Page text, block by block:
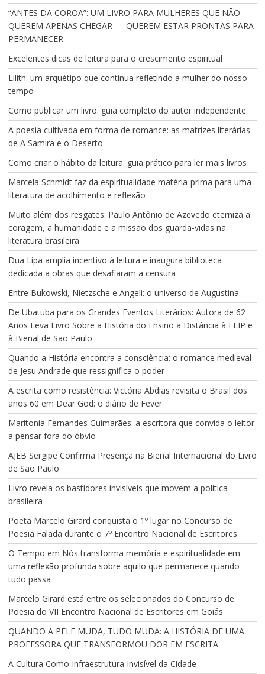
“ANTES DA COROA”: UM LIVRO PARA MULHERES QUE NÃO
QUEREM APENAS CHEGAR — QUEREM ESTAR PRONTAS PARA
PERMANECER
Excelentes dicas de leitura para o crescimento espiritual
Lilith: um arquétipo que continua refletindo a mulher do nosso
tempo
Como publicar um livro: guia completo do autor independente
A poesia cultivada em forma de romance: as matrizes literárias
de A Samira e o Deserto
Como criar o hábito da leitura: guia prático para ler mais livros
Marcela Schmidt faz da espiritualidade matéria-prima para uma
literatura de acolhimento e reflexão
Muito além dos resgates: Paulo Antônio de Azevedo eterniza a
coragem, a humanidade e a missão dos guarda-vidas na
literatura brasileira
Dua Lipa amplia incentivo à leitura e inaugura biblioteca
dedicada a obras que desafiaram a censura
Entre Bukowski, Nietzsche e Angeli: o universo de Augustina
De Ubatuba para os Grandes Eventos Literários: Autora de 62
Anos Leva Livro Sobre a História do Ensino a Distância à FLIP e
à Bienal de São Paulo
Quando a História encontra a consciência: o romance medieval
de Jesu Andrade que ressignifica o poder
A escrita como resistência: Victória Abdias revisita o Brasil dos
anos 60 em Dear God: o diário de Fever
Maritonia Fernandes Guimarães: a escritora que convida o leitor
a pensar fora do óbvio
AJEB Sergipe Confirma Presença na Bienal Internacional do Livro
de São Paulo
Livro revela os bastidores invisíveis que movem a política
brasileira
Poeta Marcelo Girard conquista o 1º lugar no Concurso de
Poesia Falada durante o 7º Encontro Nacional de Escritores
O Tempo em Nós transforma memória e espiritualidade em
uma reflexão profunda sobre aquilo que permanece quando
tudo passa
Marcelo Girard está entre os selecionados do Concurso de
Poesia do VII Encontro Nacional de Escritores em Goiás
QUANDO A PELE MUDA, TUDO MUDA: A HISTÓRIA DE UMA
PROFESSORA QUE TRANSFORMOU DOR EM ESCRITA
A Cultura Como Infraestrutura Invisível da Cidade